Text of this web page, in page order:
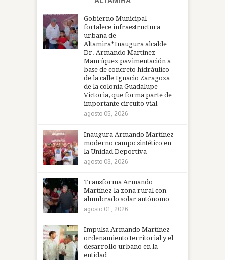
Gobierno Municipal
fortalece infraestructura
urbana de
Altamira*Inaugura alcalde
Dr. Armando Martínez
Manríquez pavimentación a
base de concreto hidráulico
de la calle Ignacio Zaragoza
de la colonia Guadalupe
Victoria, que forma parte de
importante circuito vial
agosto 05, 2026
Inaugura Armando Martínez
moderno campo sintético en
la Unidad Deportiva
agosto 03, 2026
Transforma Armando
Martínez la zona rural con
alumbrado solar autónomo
agosto 01, 2026
Impulsa Armando Martínez
ordenamiento territorial y el
desarrollo urbano en la
entidad